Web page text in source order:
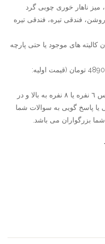
چوبی
۶
نفره
ناهار خوری چوبی گرد
فندقی تیره، فندقی تیره
کالیته های موجود یا حتی پارچه
قیمت سرویس ٤ نفره با تخفیف: 48900000 تومان (قیمت اولیه:
شما عزيزان براي اطلاع از قيمت سرويس ٦ نفره يا ٨ نفره به بالا و در
یا پاسخ گویی به سوالات شما